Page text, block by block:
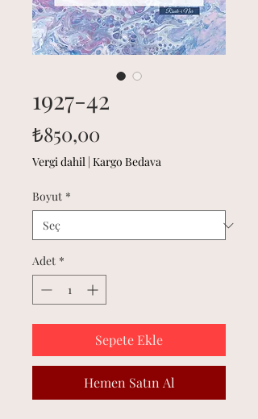
1927-42
₺850,00
Vergi dahil Kargo Bedava
Boyut *
Adet *
Sepete Ekle
Hemen Satın Al